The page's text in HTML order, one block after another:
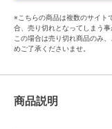
※こちらの商品は複数のサイト
合、売り切れとなってしまう事
この場合は売り切れ商品のみ
めご了承くださいませ。
商品説明